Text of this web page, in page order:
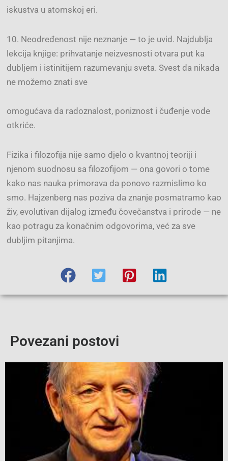
iskustva u atomskoj eri.
10. Neodređenost nije neznanje — to je uvid. Najdublja
lekcija knjige: prihvatanje neizvesnosti otvara put ka
dubljem i istinitijem razumevanju sveta. Svest da nikada
ne možemo znati sve
omogućava da radoznalost, poniznost i čuđenje vode
otkriće.
Fizika i filozofija nije samo djelo o kvantnoj teoriji i
njenom suodnosu sa filozofijom — ona govori o tome
kako nas nauka primorava da ponovo razmislimo ko
smo. Hajzenberg nas poziva da znanje posmatramo kao
živ, evolutivan dijalog između čovečanstva i prirode — ne
kao potragu za konačnim odgovorima, već za sve
dubljim pitanjima.
Povezani postovi